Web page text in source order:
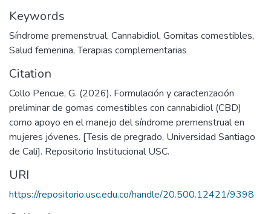
Keywords
Síndrome premenstrual, Cannabidiol, Gomitas comestibles,
Salud femenina,Terapias complementarias
Citation
Collo Pencue, G. (2026). Formulación y caracterización
preliminar de gomas comestibles con cannabidiol (CBD)
como apoyo en el manejo del síndrome premenstrual en
mujeres jóvenes. [Tesis de pregrado, Universidad Santiago
de Cali]. Repositorio Institucional USC.
URI
https://repositorio.usc.edu.co/handle/20.500.12421/9398